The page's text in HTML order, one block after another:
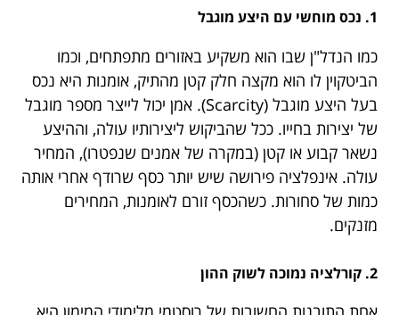
1. נכס מוחשי עם היצע מוגבל
כמו הנדל"ן שבו הוא משקיע באזורים מתפתחים, וכמו
הביטקוין לו הוא מקצה חלק קטן מהתיק, אומנות היא נכס
בעל היצע מוגבל (Scarcity). אמן יכול לייצר מספר מוגבל
של יצירות בחייו. ככל שהביקוש ליצירותיו עולה, וההיצע
נשאר קבוע או קטן (במקרה של אמנים שנפטרו), המחיר
עולה. אינפלציה פירושה שיש יותר כסף שרודף אחרי אותה
כמות של סחורות. כשהכסף זורם לאומנות, המחירים
מזנקים.
2. קורלציה נמוכה לשוק ההון